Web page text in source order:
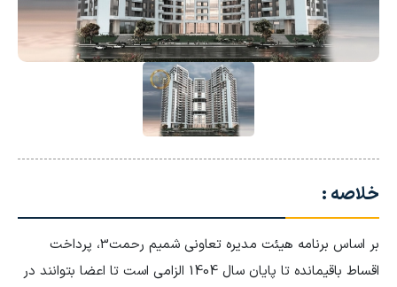
خلاصه :
بر اساس برنامه هیئت مدیره تعاونی شمیم رحمت3، پرداخت
اقساط باقیمانده تا پایان سال 1404 الزامی است تا اعضا بتوانند در